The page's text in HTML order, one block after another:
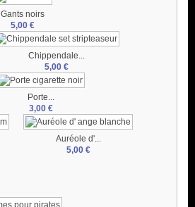
Gants noirs
5,00 €
Chippendale...
5,00 €
Porte...
3,00 €
Auréole d'...
5,00 €